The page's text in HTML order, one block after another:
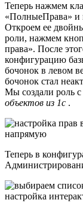
Теперь нажмем
«ПолныеПрава» и
Откроем ее
роли, нажмем
права». После
конфигурацию
бочонок в левом
бочонок стал
Мы создали роль
объектов из 1с .
Теперь в